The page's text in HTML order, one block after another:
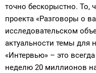
точно бескорыстно. То,
проекта «Разговоры о
исследовательском
актуальности темы для
«Интервью» – это
неделю 20 миллионов